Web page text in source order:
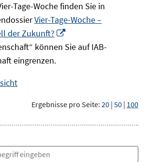
Tage-Woche finden Sie in
Vier-Tage-Woche –
der Zukunft?
neuem
können Sie auf IAB-
eingrenzen.
Ergebnisse pro Seite: 20 | 50 | 100